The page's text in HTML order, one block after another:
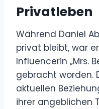
Privatleben
Während Daniel
privat bleibt, war
Influencerin „Mrs.
gebracht worden.
aktuellen
ihrer angeblichen